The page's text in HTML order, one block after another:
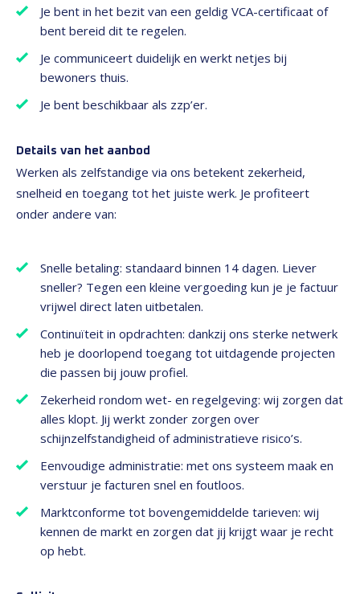
Je bent in het bezit van een geldig VCA-certificaat of
bent bereid dit te regelen.
Je communiceert duidelijk en werkt netjes bij
bewoners thuis.
Je bent beschikbaar als zzp’er.
Details van het aanbod
Werken als zelfstandige via ons betekent zekerheid,
snelheid en toegang tot het juiste werk. Je profiteert
onder andere van:
Snelle betaling: standaard binnen 14 dagen. Liever
sneller? Tegen een kleine vergoeding kun je je factuur
vrijwel direct laten uitbetalen.
Continuïteit in opdrachten: dankzij ons sterke netwerk
heb je doorlopend toegang tot uitdagende projecten
die passen bij jouw profiel.
Zekerheid rondom wet- en regelgeving: wij zorgen dat
alles klopt. Jij werkt zonder zorgen over
schijnzelfstandigheid of administratieve risico’s.
Eenvoudige administratie: met ons systeem maak en
verstuur je facturen snel en foutloos.
Marktconforme tot bovengemiddelde tarieven: wij
kennen de markt en zorgen dat jij krijgt waar je recht
op hebt.